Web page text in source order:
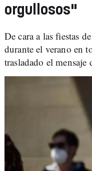
orgullosos"
De cara a las fiestas
durante el verano en
trasladado el